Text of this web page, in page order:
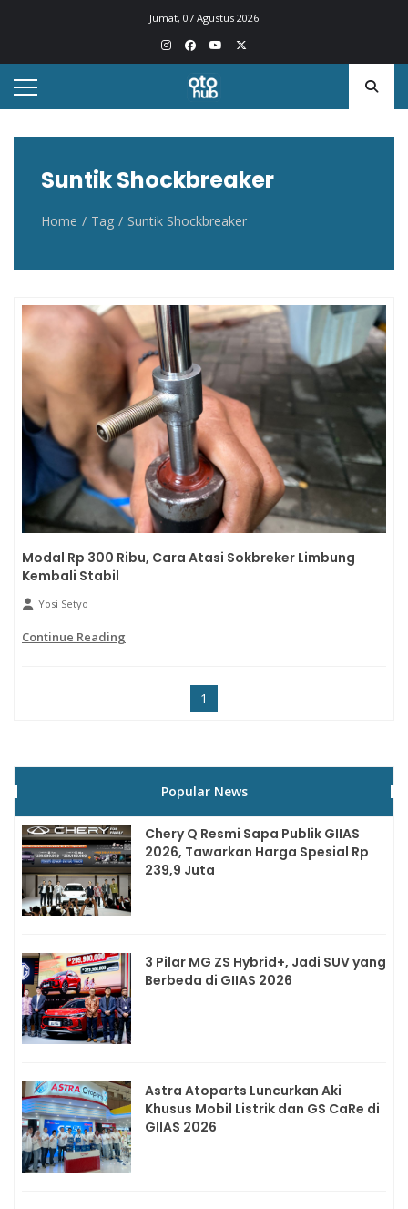
Jumat, 07 Agustus 2026
Otohub.co
Portal berita otomotif Indonesia terkini
Suntik Shockbreaker
Home Tag Suntik Shockbreaker
Modal Rp 300 Ribu, Cara Atasi Sokbreker Limbung
Kembali Stabil
Yosi Setyo
Continue Reading
1
Popular News
Chery Q Resmi Sapa Publik GIIAS
2026, Tawarkan Harga Spesial Rp
239,9 Juta
3 Pilar MG ZS Hybrid+, Jadi SUV yang
Berbeda di GIIAS 2026
Astra Atoparts Luncurkan Aki
Khusus Mobil Listrik dan GS CaRe di
GIIAS 2026